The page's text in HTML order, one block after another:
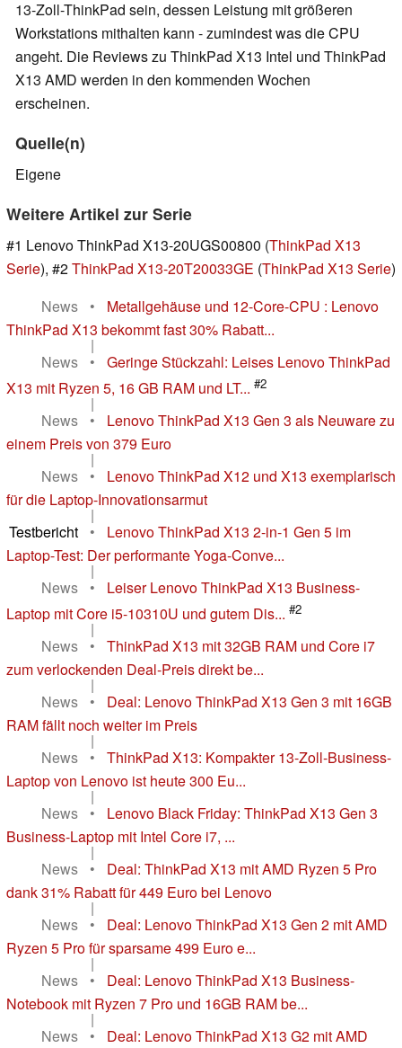
13-Zoll-ThinkPad sein, dessen Leistung mit größeren
Workstations mithalten kann - zumindest was die CPU
angeht. Die Reviews zu ThinkPad X13 Intel und ThinkPad
X13 AMD werden in den kommenden Wochen
erscheinen.
Quelle(n)
Eigene
Weitere Artikel zur Serie
#1 Lenovo ThinkPad X13-20UGS00800 (ThinkPad X13
Serie), #2ThinkPad X13-20T20033GE (ThinkPad X13 Serie)
News
•
Metallgehäuse und 12-Core-CPU : Lenovo
ThinkPad X13 bekommt fast 30% Rabatt...
|
News
•
Geringe Stückzahl: Leises Lenovo ThinkPad
X13 mit Ryzen 5, 16 GB RAM und LT... #2
|
News
•
Lenovo ThinkPad X13 Gen 3 als Neuware zu
einem Preis von 379 Euro
|
News
•
Lenovo ThinkPad X12 und X13 exemplarisch
für die Laptop-Innovationsarmut
|
Testbericht
•
Lenovo ThinkPad X13 2-in-1 Gen 5 im
Laptop-Test: Der performante Yoga-Conve...
|
News
•
Leiser Lenovo ThinkPad X13 Business-
Laptop mit Core i5-10310U und gutem Dis... #2
|
News
•
ThinkPad X13 mit 32GB RAM und Core i7
zum verlockenden Deal-Preis direkt be...
|
News
•
Deal: Lenovo ThinkPad X13 Gen 3 mit 16GB
RAM fällt noch weiter im Preis
|
News
•
ThinkPad X13: Kompakter 13-Zoll-Business-
Laptop von Lenovo ist heute 300 Eu...
|
News
•
Lenovo Black Friday: ThinkPad X13 Gen 3
Business-Laptop mit Intel Core i7, ...
|
News
•
Deal: ThinkPad X13 mit AMD Ryzen 5 Pro
dank 31% Rabatt für 449 Euro bei Lenovo
|
News
•
Deal: Lenovo ThinkPad X13 Gen 2 mit AMD
Ryzen 5 Pro für sparsame 499 Euro e...
|
News
•
Deal: Lenovo ThinkPad X13 Business-
Notebook mit Ryzen 7 Pro und 16GB RAM be...
|
News
•
Deal: Lenovo ThinkPad X13 G2 mit AMD